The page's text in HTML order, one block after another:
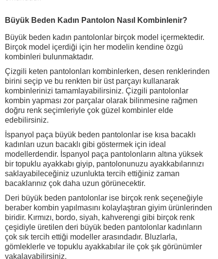
Büyük Beden Kadın Pantolon Nasıl Kombinlenir?
Büyük beden kadın pantolonlar birçok model içermektedir.
Birçok model içerdiği için her modelin kendine özgü
kombinleri bulunmaktadır.
Çizgili keten pantolonları kombinlerken, desen renklerinden
birini seçip ve bu renkten bir üst parçayı kullanarak
kombinlerinizi tamamlayabilirsiniz. Çizgili pantolonlar
kombin yapması zor parçalar olarak bilinmesine rağmen
doğru renk seçimleriyle çok güzel kombinler elde
edebilirsiniz.
İspanyol paça büyük beden pantolonlar ise kısa bacaklı
kadınları uzun bacaklı gibi göstermek için ideal
modellerdendir. İspanyol paça pantolonların altına yüksek
bir topuklu ayakkabı giyip, pantolonunuzu ayakkabılarınızı
saklayabileceğiniz uzunlukta tercih ettiğiniz zaman
bacaklarınız çok daha uzun görünecektir.
Deri büyük beden pantolonlar ise birçok renk seçeneğiyle
beraber kombin yapılmasını kolaylaştıran giyim ürünlerinden
biridir. Kırmızı, bordo, siyah, kahverengi gibi birçok renk
çeşidiyle üretilen deri büyük beden pantolonlar kadınların
çok sık tercih ettiği modeller arasındadır. Bluzlarla,
gömleklerle ve topuklu ayakkabılar ile çok şık görünümler
yakalayabilirsiniz.